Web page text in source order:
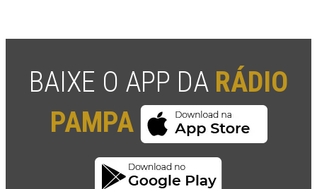
BAIXE O APP DA RÁDIO
PAMPA